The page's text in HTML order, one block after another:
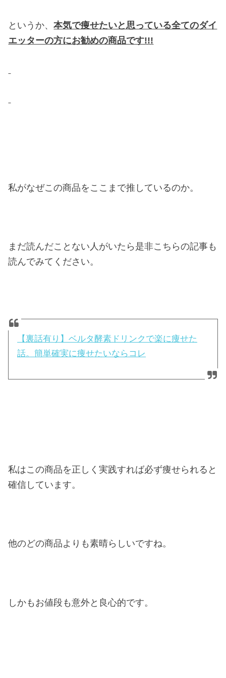
というか、本気で痩せたいと思っている全てのダイ
エッターの方にお勧めの商品です!!!
私がなぜこの商品をここまで推しているのか。
まだ読んだことない人がいたら是非こちらの記事も
読んでみてください。
【裏話有り】ベルタ酵素ドリンクで楽に痩せた
話。簡単確実に痩せたいならコレ
私はこの商品を正しく実践すれば必ず痩せられると
確信しています。
他のどの商品よりも素晴らしいですね。
しかもお値段も意外と良心的です。